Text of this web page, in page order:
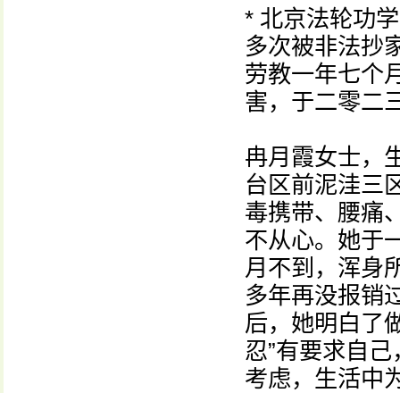
* 北京法轮功
多次被非法抄
劳教一年七个
害，于二零二
冉月霞女士，
台区前泥洼三
毒携带、腰痛
不从心。她于
月不到，浑身
多年再没报销
后，她明白了
忍”有要求自
考虑，生活中